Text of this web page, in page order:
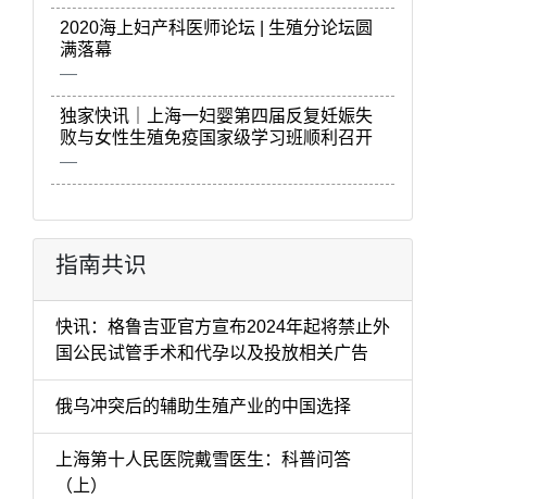
2020海上妇产科医师论坛 | 生殖分论坛圆
满落幕
独家快讯｜上海一妇婴第四届反复妊娠失
败与女性生殖免疫国家级学习班顺利召开
指南共识
快讯：格鲁吉亚官方宣布2024年起将禁止外
国公民试管手术和代孕以及投放相关广告
俄乌冲突后的辅助生殖产业的中国选择
上海第十人民医院戴雪医生：科普问答
（上）